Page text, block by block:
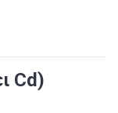
Cd)